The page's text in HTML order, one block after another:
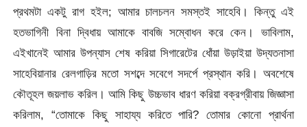
প্রথমটা একটু রাগ হইল; আমার চালচলন সমস্তই সাহেবি। কিন্তু এই
হতভাগিনী বিনা দ্বিধায় আমাকে বাবজি সম্বােধন করে কেন। ভাবিলাম,
এইখানেই আমারউপন্যাস শেষ করিয়া সিগারেটের ধোঁয়া উড়াইয়া উদ্যতনাসা
সাহেবিয়ানার রেলগাড়ির মতো সশব্দে সবেগে সদর্পে প্রস্থান করি। অবশেষে
কৌতূহল জয়লাভ করিল। আমি কিছু উচ্চভাব ধারণ করিয়া বক্রগ্রীবায় জিজ্ঞাসা
করিলাম, “তোমাকে কিছু সাহায্য করিতে পারি? তোমার কোনো প্রার্থনা